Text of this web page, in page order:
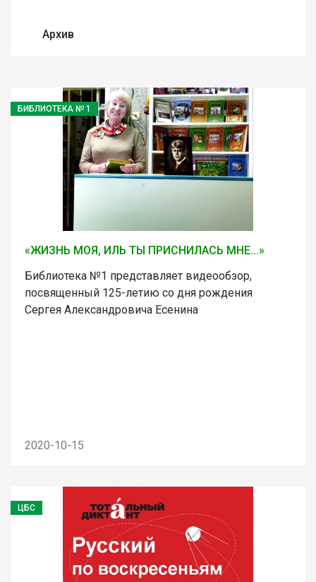
Архив
БИБЛИОТЕКА № 1
«ЖИЗНЬ МОЯ, ИЛЬ ТЫ ПРИСНИЛАСЬ МНЕ...»
Библиотека №1 представляет видеообзор,
посвященный 125-летию со дня рождения
Сергея Александровича Есенина
2020-10-15
ЦБС